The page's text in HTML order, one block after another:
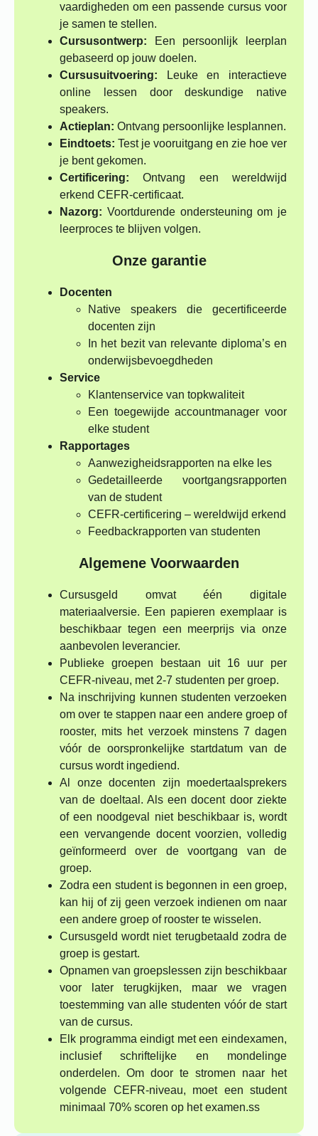
vaardigheden om een passende cursus voor
je samen te stellen.
Cursusontwerp: Een persoonlijk leerplan
gebaseerd op jouw doelen.
Cursusuitvoering: Leuke en interactieve
online lessen door deskundige native
speakers.
Actieplan: Ontvang persoonlijke lesplannen.
Eindtoets: Test je vooruitgang en zie hoe ver
je bent gekomen.
Certificering: Ontvang een wereldwijd
erkend CEFR-certificaat.
Nazorg: Voortdurende ondersteuning om je
leerproces te blijven volgen.
Onze garantie
Docenten
Native speakers die gecertificeerde
docenten zijn
In het bezit van relevante diploma’s en
onderwijsbevoegdheden
Service
Klantenservice van topkwaliteit
Een toegewijde accountmanager voor
elke student
Rapportages
Aanwezigheidsrapporten na elke les
Gedetailleerde voortgangsrapporten
van de student
CEFR-certificering – wereldwijd erkend
Feedbackrapporten van studenten
Algemene Voorwaarden
Cursusgeld omvat één digitale
materiaalversie. Een papieren exemplaar is
beschikbaar tegen een meerprijs via onze
aanbevolen leverancier.
Publieke groepen bestaan uit 16 uur per
CEFR-niveau, met 2-7 studenten per groep.
Na inschrijving kunnen studenten verzoeken
om over te stappen naar een andere groep of
rooster, mits het verzoek minstens 7 dagen
vóór de oorspronkelijke startdatum van de
cursus wordt ingediend.
Al onze docenten zijn moedertaalsprekers
van de doeltaal. Als een docent door ziekte
of een noodgeval niet beschikbaar is, wordt
een vervangende docent voorzien, volledig
geïnformeerd over de voortgang van de
groep.
Zodra een student is begonnen in een groep,
kan hij of zij geen verzoek indienen om naar
een andere groep of rooster te wisselen.
Cursusgeld wordt niet terugbetaald zodra de
groep is gestart.
Opnamen van groepslessen zijn beschikbaar
voor later terugkijken, maar we vragen
toestemming van alle studenten vóór de start
van de cursus.
Elk programma eindigt met een eindexamen,
inclusief schriftelijke en mondelinge
onderdelen. Om door te stromen naar het
volgende CEFR-niveau, moet een student
minimaal 70% scoren op het examen.ss